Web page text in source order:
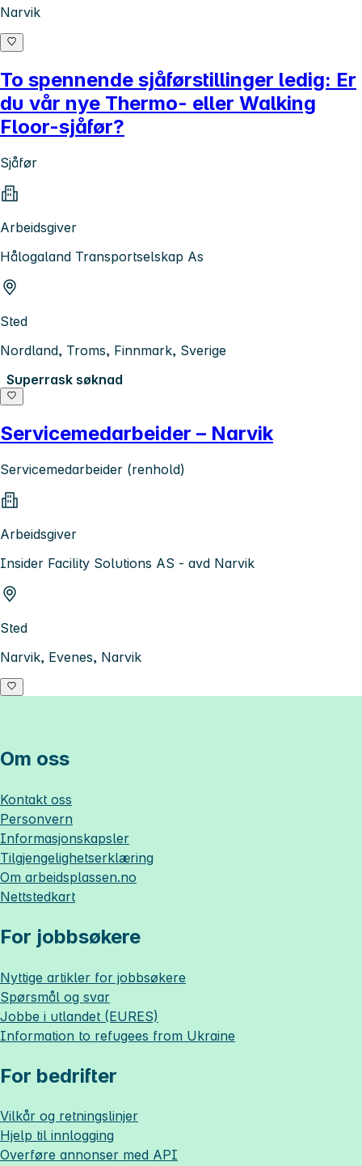
Narvik
To spennende sjåførstillinger ledig: Er
du vår nye Thermo- eller Walking
Floor-sjåfør?
Sjåfør
Arbeidsgiver
Hålogaland Transportselskap As
Sted
Nordland, Troms, Finnmark, Sverige
Superrask søknad
Servicemedarbeider – Narvik
Servicemedarbeider (renhold)
Arbeidsgiver
Insider Facility Solutions AS - avd Narvik
Sted
Narvik, Evenes, Narvik
Om oss
Kontakt oss
Personvern
Informasjonskapsler
Tilgjengelighetserklæring
Om arbeidsplassen.no
Nettstedkart
For jobbsøkere
Nyttige artikler for jobbsøkere
Spørsmål og svar
Jobbe i utlandet (EURES)
Information to refugees from Ukraine
For bedrifter
Vilkår og retningslinjer
Hjelp til innlogging
Overføre annonser med API